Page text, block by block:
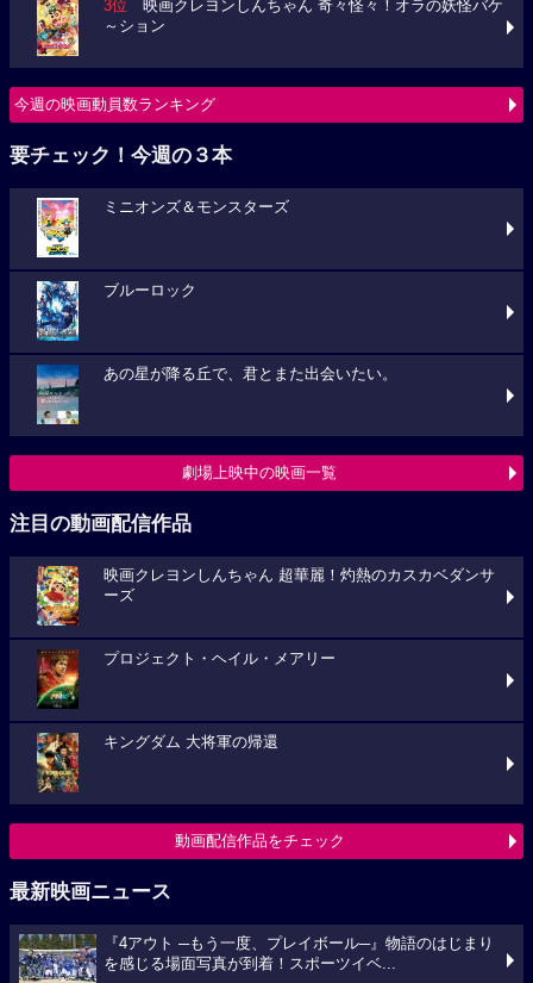
3位 映画クレヨンしんちゃん 奇々怪々！オラの妖怪バケ
～ション
今週の映画動員数ランキング
要チェック！今週の３本
ミニオンズ＆モンスターズ
ブルーロック
あの星が降る丘で、君とまた出会いたい。
劇場上映中の映画一覧
注目の動画配信作品
映画クレヨンしんちゃん 超華麗！灼熱のカスカベダンサ
ーズ
プロジェクト・ヘイル・メアリー
キングダム 大将軍の帰還
動画配信作品をチェック
最新映画ニュース
『4アウト ─もう一度、プレイボール─』物語のはじまり
を感じる場面写真が到着！スポーツイベ...